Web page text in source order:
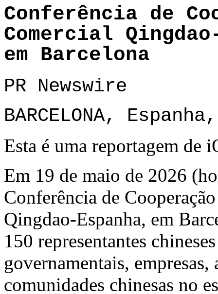
Conferência de
Comercial
em Barcelona
PR Newswire
BARCELONA,
Esta é uma reportagem de
Em 19 de maio de 2026
Conferência de
Qingdao-Espanha, em
150 representantes
governamentais, empresas,
comunidades chinesas no